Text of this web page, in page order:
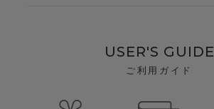
USER'S GUIDE
ご利用ガイド